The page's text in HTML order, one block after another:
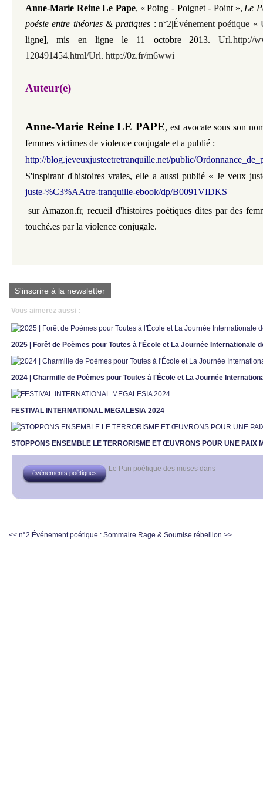
Anne-Marie Reine Le Pape, « Poing - Poignet - Point », Le
poésie entre théories & pratiques : n°2|Événement poétique
ligne],
mis en ligne le 11 octobre 2013. Url.http://
120491454.html/Url. http://0z.fr/m6wwi
Auteur(e)
Anne-Marie Reine LE PAPE, est avocate sous son
femmes victimes de violence conjugale et a publié :
http://blog.jeveuxjusteetretranquille.net/public/
S'inspirant d'histoires vraies, elle a aussi publié « Je veux
juste-%C3%AAtre-tranquille-ebook/dp/B0091VIDKS
sur Amazon.fr, recueil d'histoires poétiques dites par des
touché.es par la violence conjugale.
S'inscrire à la newsletter
Vous aimerez aussi :
2025 | Forêt de Poèmes pour Toutes à l'École et La Journée Internationale
2024 | Charmille de Poèmes pour Toutes à l'École et La Journée
FESTIVAL INTERNATIONAL MEGALESIA 2024
STOPPONS ENSEMBLE LE TERRORISME ET ŒUVRONS POUR UNE PAIX
Le Pan poétique des muses dans
événements poétiques
<< n°2|Événement poétique : Sommaire Rage & Soumise rébellion >>